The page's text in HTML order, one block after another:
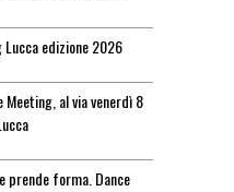
Lucca edizione 2026
Meeting, al via venerdì 8
prende forma. Dance